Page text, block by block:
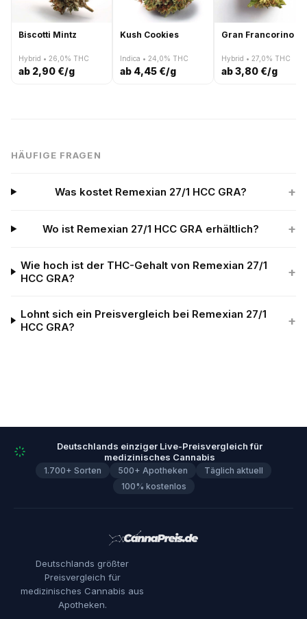
Biscotti Mintz
Hybrid • 26,0% THC
ab 2,90 €/g
Kush Cookies
Indica • 24,0% THC
ab 4,45 €/g
Gran Francorino
Hybrid • 27,0% THC
ab 3,80 €/g
HÄUFIGE FRAGEN
Was kostet Remexian 27/1 HCC GRA? +
Wo ist Remexian 27/1 HCC GRA erhältlich? +
Wie hoch ist der THC-Gehalt von Remexian 27/1
HCC GRA?
+
Lohnt sich ein Preisvergleich bei Remexian 27/1
HCC GRA?
+
Deutschlands einziger Live-Preisvergleich für
medizinisches Cannabis
1.700+ Sorten 500+ Apotheken
Täglich aktuell
100% kostenlos
Deutschlands größter
Preisvergleich für
medizinisches Cannabis aus
Apotheken.